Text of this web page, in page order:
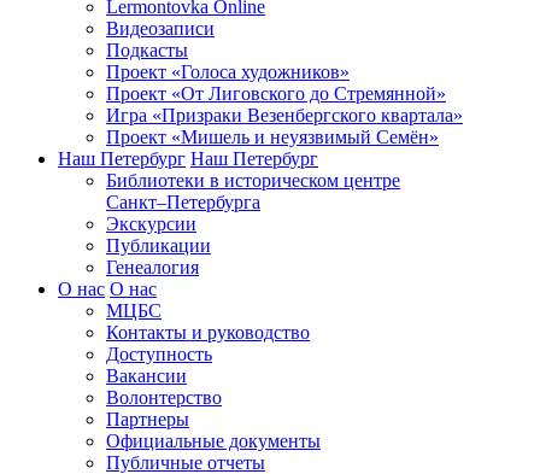
Lermontovka Online
Видеозаписи
Подкасты
Проект «Голоса художников»
Проект «От Лиговского до Стремянной»
Игра «Призраки Везенбергского квартала»
Проект «Мишель и неуязвимый Семён»
Наш Петербург Наш Петербург
Библиотеки в историческом центре
Санкт–Петербурга
Экскурсии
Публикации
Генеалогия
О нас О нас
МЦБС
Контакты и руководство
Доступность
Вакансии
Волонтерство
Партнеры
Официальные документы
Публичные отчеты